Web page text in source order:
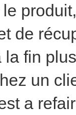
de
la fin
un
a